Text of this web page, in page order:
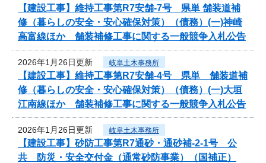
【建設工事】維持工事第R7安舗-7号 県単 舗装道補
修（暮らしの安全・安心確保対策）（債務）(一)神崎
高富線ほか 舗装補修工事に関する一般競争入札公告
2026年1月26日更新 岐阜土木事務所
【建設工事】維持工事第R7安舗-4号 県単 舗装道補
修（暮らしの安全・安心確保対策）（債務）(一)大垣
江南線ほか 舗装補修工事に関する一般競争入札公告
2026年1月26日更新 岐阜土木事務所
【建設工事】砂防工事第R7通砂・通砂補-2-1号 公
共 防災・安全交付金（通常砂防事業）（国補正）